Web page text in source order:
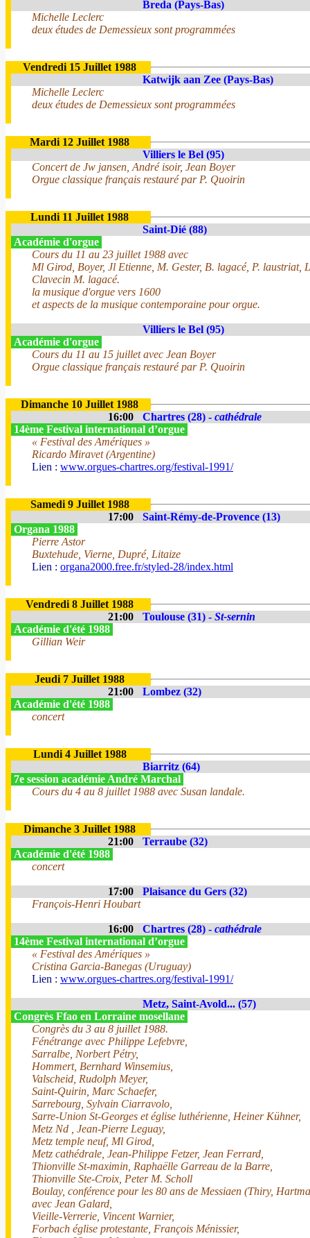
Breda (Pays-Bas)
Michelle Leclerc
deux études de Demessieux sont programmées
Vendredi 15 Juillet 1988
Katwijk aan Zee (Pays-Bas)
Michelle Leclerc
deux études de Demessieux sont programmées
Mardi 12 Juillet 1988
Villiers le Bel (95)
Concert de Jw jansen, André isoir, Jean Boyer
Orgue classique français restauré par P. Quoirin
Lundi 11 Juillet 1988
Saint-Dié (88)
Académie d'orgue
Cours du 11 au 23 juillet 1988 avec
Ml Girod, Boyer, Jl Etienne, M. Gester, B. lagacé, P. laustriat,
Clavecin M. lagacé.
la musique d'orgue vers 1600
et aspects de la musique contemporaine pour orgue.
Villiers le Bel (95)
Académie d'orgue
Cours du 11 au 15 juillet avec Jean Boyer
Orgue classique français restauré par P. Quoirin
Dimanche 10 Juillet 1988
16:00
Chartres (28) - cathédrale
14ème Festival international d’orgue
« Festival des Amériques »
Ricardo Miravet (Argentine)
Lien : www.orgues-chartres.org/festival-1991/
Samedi 9 Juillet 1988
17:00
Saint-Rémy-de-Provence (13)
Organa 1988
Pierre Astor
Buxtehude, Vierne, Dupré, Litaize
Lien : organa2000.free.fr/styled-28/index.html
Vendredi 8 Juillet 1988
21:00
Toulouse (31) - St-sernin
Académie d'été 1988
Gillian Weir
Jeudi 7 Juillet 1988
21:00
Lombez (32)
Académie d'été 1988
concert
Lundi 4 Juillet 1988
Biarritz (64)
7e session académie André Marchal
Cours du 4 au 8 juillet 1988 avec Susan landale.
Dimanche 3 Juillet 1988
21:00
Terraube (32)
Académie d'été 1988
concert
17:00
Plaisance du Gers (32)
François-Henri Houbart
16:00 Chartres (28) - cathédrale
14ème Festival international d’orgue
« Festival des Amériques »
Cristina Garcia-Banegas (Uruguay)
Lien : www.orgues-chartres.org/festival-1991/
Metz, Saint-Avold... (57)
Congrès Ffao en Lorraine mosellane
Congrès du 3 au 8 juillet 1988.
Fénétrange avec Philippe Lefebvre,
Sarralbe, Norbert Pétry,
Hommert, Bernhard Winsemius,
Valscheid, Rudolph Meyer,
Saint-Quirin, Marc Schaefer,
Sarrebourg, Sylvain Ciarravolo,
Sarre-Union St-Georges et église luthérienne, Heiner Kühner,
Metz Nd , Jean-Pierre Leguay,
Metz temple neuf, Ml Girod,
Metz cathédrale, Jean-Philippe Fetzer, Jean Ferrard,
Thionville St-maximin, Raphaëlle Garreau de la Barre,
Thionville Ste-Croix, Peter M. Scholl
Boulay, conférence pour les 80 ans de Messiaen (Thiry,
avec Jean Galard,
Vieille-Verrerie, Vincent Warnier,
Forbach église protestante, François Ménissier,